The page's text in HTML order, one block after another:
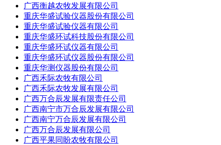
广西衡越农牧发展有限公司
重庆华盛试验仪器股份有限公司
重庆华盛试验仪器有限公司
重庆华盛环试科技股份有限公司
重庆华盛环试仪器有限公司
重庆华盛环试仪器股份有限公司
重庆华测仪器股份有限公司
广西禾际农牧有限公司
广西禾际农牧发展有限公司
广西万合辰发展有限责任公司
广西南宁市万合辰发展有限公司
广西南宁万合辰发展有限公司
广西万合辰发展有限公司
广西平果同盼农牧有限公司